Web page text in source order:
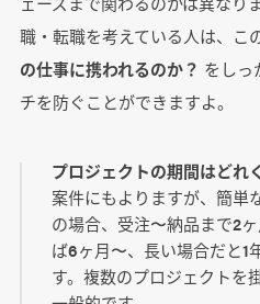
職・転職を考えている人は、こ
の仕事に携われるのか？ をしっ
チを防ぐことができますよ。
プロジェクトの期間はどれ
案件にもよりますが、簡単
の場合、受注〜納品まで2
ば6ヶ月〜、長い場合だと1
す。複数のプロジェクトを